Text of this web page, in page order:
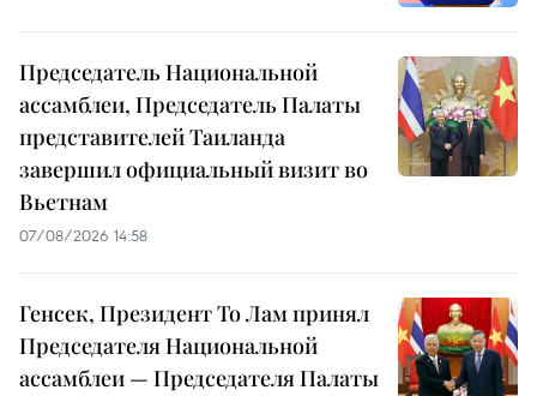
Председатель Национальной
ассамблеи, Председатель Палаты
представителей Таиланда
завершил официальный визит во
Вьетнам
07/08/2026 14:58
Генсек, Президент То Лам принял
Председателя Национальной
ассамблеи — Председателя Палаты